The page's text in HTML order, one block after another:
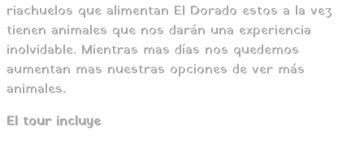
riachuelos que alimentan El Dorado estos a la vez
tienen animales que nos darán una experiencia
inolvidable. Mientras mas días nos quedemos
aumentan mas nuestras opciones de ver más
animales.
El tour incluye